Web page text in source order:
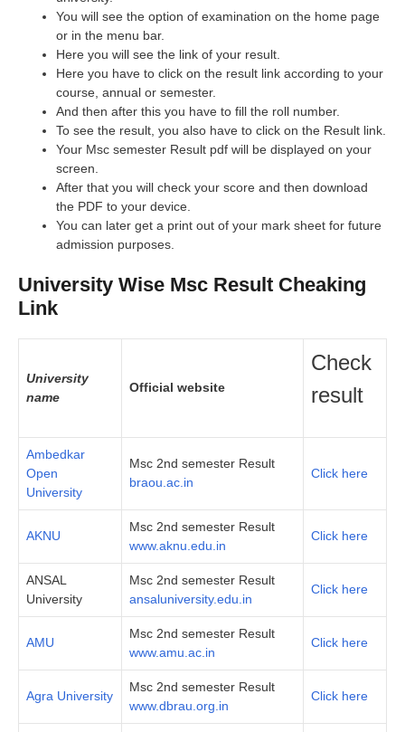
You will see the option of examination on the home page
or in the menu bar.
Here you will see the link of your result.
Here you have to click on the result link according to your
course, annual or semester.
And then after this you have to fill the roll number.
To see the result, you also have to click on the Result link.
Your Msc semester Result pdf will be displayed on your
screen.
After that you will check your score and then download
the PDF to your device.
You can later get a print out of your mark sheet for future
admission purposes.
University Wise Msc Result Cheaking
Link
University
name
Official website
Check
result
Ambedkar
Open
University
Msc 2nd semester Result
braou.ac.in
Click here
AKNU
Msc 2nd semester Result
www.aknu.edu.in
Click here
ANSAL
University
Msc 2nd semester Result
ansaluniversity.edu.in
Click here
AMU
Msc 2nd semester Result
www.amu.ac.in
Click here
Agra University
Msc 2nd semester Result
www.dbrau.org.in
Click here